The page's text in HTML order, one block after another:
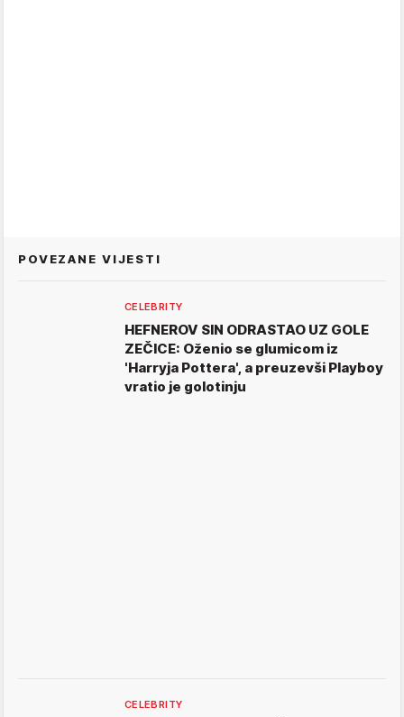
POVEZANE VIJESTI
CELEBRITY
HEFNEROV SIN ODRASTAO UZ GOLE
ZEČICE: Oženio se glumicom iz
'Harryja Pottera', a preuzevši Playboy
vratio je golotinju
CELEBRITY